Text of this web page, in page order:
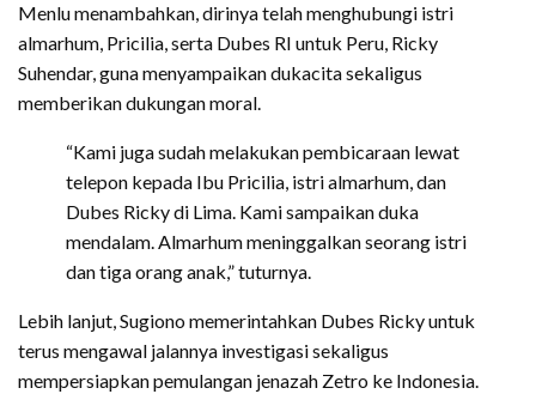
Menlu menambahkan, dirinya telah menghubungi istri
almarhum, Pricilia, serta Dubes RI untuk Peru, Ricky
Suhendar, guna menyampaikan dukacita sekaligus
memberikan dukungan moral.
“Kami juga sudah melakukan pembicaraan lewat
telepon kepada Ibu Pricilia, istri almarhum, dan
Dubes Ricky di Lima. Kami sampaikan duka
mendalam. Almarhum meninggalkan seorang istri
dan tiga orang anak,” tuturnya.
Lebih lanjut, Sugiono memerintahkan Dubes Ricky untuk
terus mengawal jalannya investigasi sekaligus
mempersiapkan pemulangan jenazah Zetro ke Indonesia.